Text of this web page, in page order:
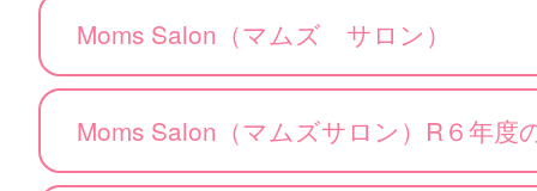
Moms Salon（マムズ サロン）
Moms Salon（マムズサロン）R６年度